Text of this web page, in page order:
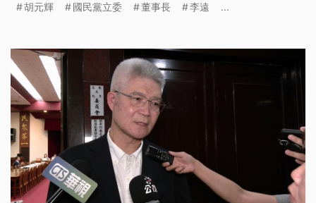
後於詢答表示抗議，也強調是引用《財團法人法》延
會，到底要怎麼辦。
胡元輝 國民黨立委 董事長 李遠 ...